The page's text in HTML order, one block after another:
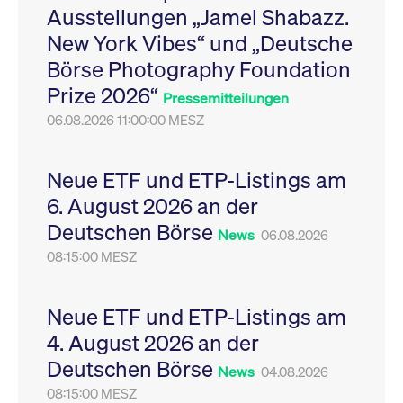
Ausstellungen „Jamel Shabazz.
New York Vibes“ und „Deutsche
Börse Photography Foundation
Prize 2026“ Pressemitteilungen
06.08.2026 11:00:00 MESZ
Neue ETF und ETP-Listings am
6. August 2026 an der
Deutschen Börse News 06.08.2026
08:15:00 MESZ
Neue ETF und ETP-Listings am
4. August 2026 an der
Deutschen Börse News 04.08.2026
08:15:00 MESZ
Leistung der Website
zu messen. Es handelt
sich um ein Muster-
Cookie, bei dem auf
das Präfix _pk_ses
eine kurze Reihe von
VISITOR_PRIVACY_METADATA
YouTube
.youtube.com
6
Monate
Dieses Cookie dient
Speicherung der
Einwilligungs- und
des Nutzers für ihre
Interaktion mit der
Sitzungen geehrt